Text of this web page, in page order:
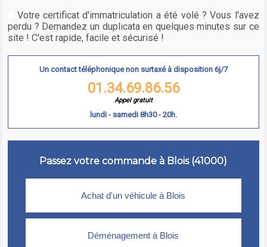
Votre certificat d'immatriculation a été volé ? Vous l'avez
perdu ? Demandez un duplicata en quelques minutes sur ce
site ! C'est rapide, facile et sécurisé !
Un contact téléphonique non surtaxé à disposition 6j/7
01.34.69.86.56
Appel gratuit
lundi - samedi 8h30 - 20h.
Passez votre commande à Blois (41000)